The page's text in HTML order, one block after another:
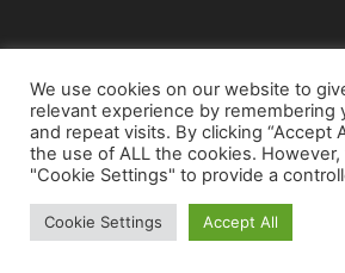
© Copyright 2015 -
We use cookies on our website to
relevant experience by remembering
and repeat visits. By clicking “Accept
the use of ALL the cookies.
"Cookie Settings" to provide a
Cookie Settings Accept All